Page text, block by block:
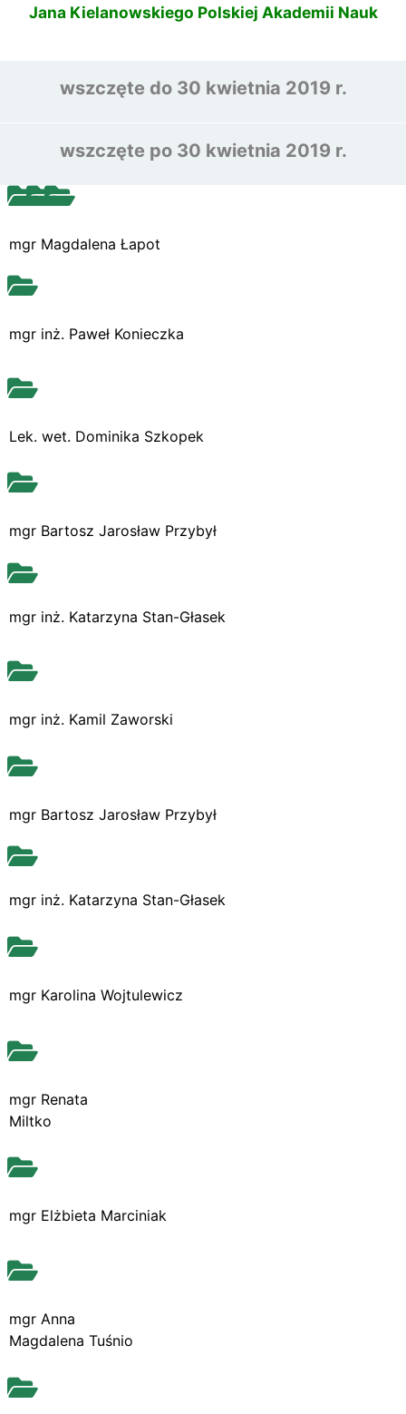
Jana Kielanowskiego Polskiej Akademii Nauk
wszczęte do 30 kwietnia 2019 r.
wszczęte po 30 kwietnia 2019 r.
mgr Magdalena Łapot
mgr inż. Paweł Konieczka
Lek. wet. Dominika Szkopek
mgr Bartosz Jarosław Przybył
mgr inż. Katarzyna Stan-Głasek
mgr inż. Kamil Zaworski
mgr Bartosz Jarosław Przybył
mgr inż. Katarzyna Stan-Głasek
mgr Karolina Wojtulewicz
mgr Renata
Miltko
mgr Elżbieta Marciniak
mgr Anna
Magdalena Tuśnio